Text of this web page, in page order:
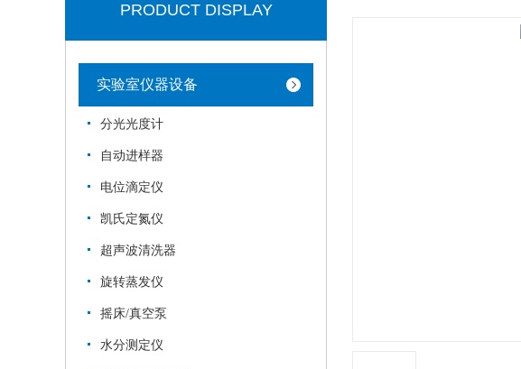
PRODUCT DISPLAY
实验室仪器设备
分光光度计
自动进样器
电位滴定仪
凯氏定氮仪
超声波清洗器
旋转蒸发仪
摇床/真空泵
水分测定仪